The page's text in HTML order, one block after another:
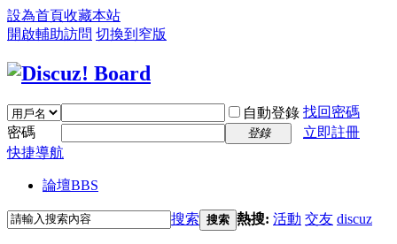
設為首頁收藏本站
開啟輔助訪問 切換到窄版
自動登錄 找回密碼
密碼
登錄
立即註冊
快捷導航
論壇BBS
搜索 搜索 熱搜: 活動 交友 discuz